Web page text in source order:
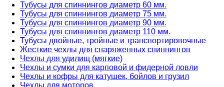
Тубусы для спиннингов диаметр 60 мм.
Тубусы для спиннингов диаметр 75 мм.
Тубусы для спиннингов диаметр 90 мм.
Тубусы для спиннингов диаметр 110 мм.
Тубусы двойные, тройные и транспортировочные
Жесткие чехлы для снаряженных спиннингов
Чехлы для удилищ (мягкие)
Чехлы и сумки для карповой и фидерной ловли
Чехлы и кофры для катушек, бойлов и грузил
Чехлы для моторов